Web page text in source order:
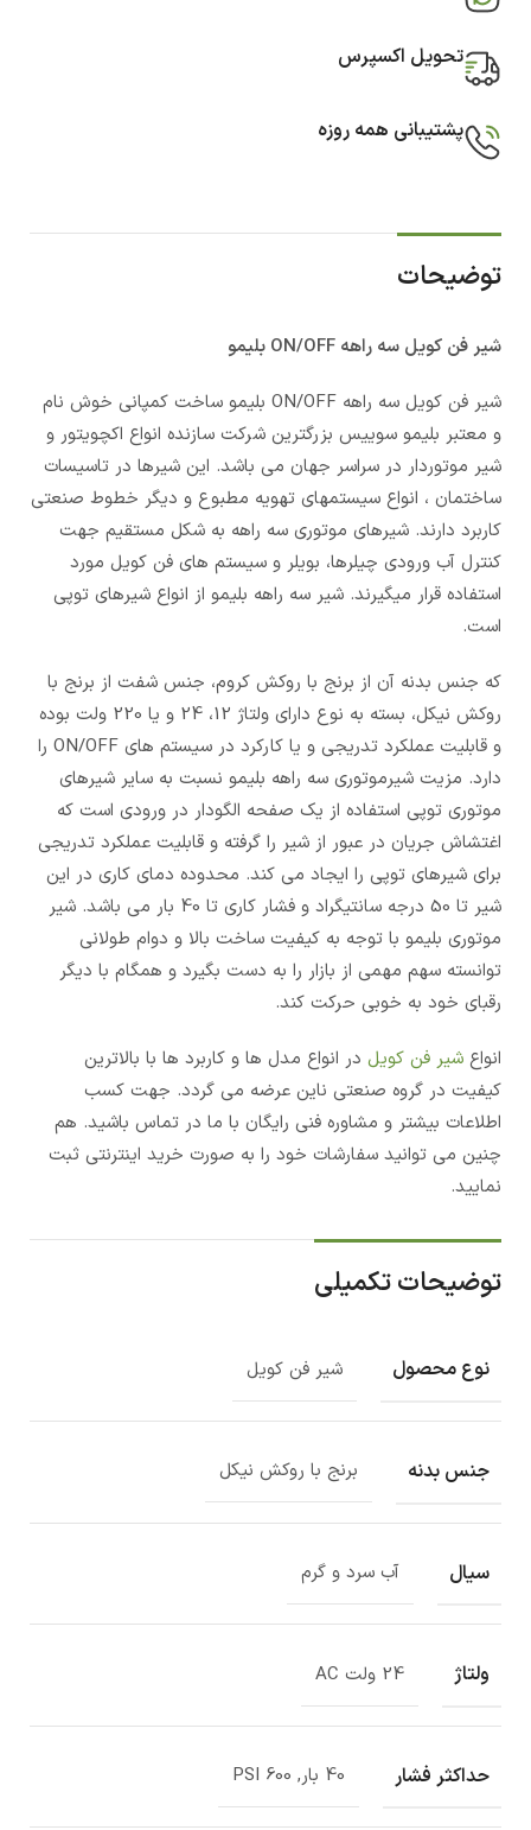
تحویل اکسپرس
پشتیبانی همه روزه
توضیحات
شیر فن کویل سه راهه ON/OFF بلیمو
شیر فن کویل سه راهه ON/OFF بلیمو ساخت کمپانی خوش نام
و معتبر بلیمو سوییس بزرگترین شرکت سازنده انواع اکچویتور و
شیر موتوردار در سراسر جهان می باشد. این شیرها در تاسیسات
ساختمان ، انواع سیستمهای تهویه مطبوع و دیگر خطوط صنعتی
کاربرد دارند. شیرهای موتوری سه راهه به شکل مستقیم جهت
کنترل آب ورودی چیلرها، بویلر و سیستم های فن کویل مورد
استفاده قرار میگیرند. شیر سه راهه بلیمو از انواع شیرهای توپی
است.
که جنس بدنه آن از برنج با روکش کروم، جنس شفت از برنج با
روکش نیکل، بسته به نوع دارای ولتاژ 12، 24 و یا 220 ولت بوده
و قابلیت عملکرد تدریجی و یا کارکرد در سیستم های ON/OFF را
دارد. مزیت شیرموتوری سه راهه بلیمو نسبت به سایر شیرهای
موتوری توپی استفاده از یک صفحه الگودار در ورودی است که
اغتشاش جریان در عبور از شیر را گرفته و قابلیت عملکرد تدریجی
برای شیرهای توپی را ایجاد می کند. محدوده دمای کاری در این
شیر تا 50 درجه سانتیگراد و فشار کاری تا 40 بار می باشد. شیر
موتوری بلیمو با توجه به کیفیت ساخت بالا و دوام طولانی
توانسته سهم مهمی از بازار را به دست بگیرد و همگام با دیگر
رقبای خود به خوبی حرکت کند.
انواع شیر فن کویل در انواع مدل ها و کاربرد ها با بالاترین
کیفیت در گروه صنعتی ناین عرضه می گردد. جهت کسب
اطلاعات بیشتر و مشاوره فنی رایگان با ما در تماس باشید. هم
چنین می توانید سفارشات خود را به صورت خرید اینترنتی ثبت
نمایید.
توضیحات تکمیلی
نوع محصول شیر فن کویل
جنس بدنه برنج با روکش نیکل
سیال آب سرد و گرم
ولتاژ 24 ولت AC
حداکثر فشار 40 بار, PSI 600